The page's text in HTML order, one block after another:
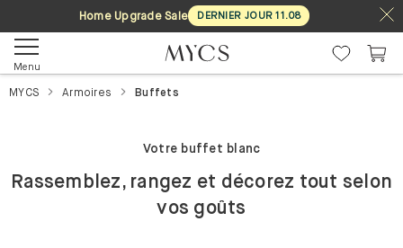
Home Upgrade Sale DERNIER JOUR 11.08
Menu
MYCS Armoires Buffets
Votre buffet blanc
Rassemblez, rangez et décorez tout selon
vos goûts